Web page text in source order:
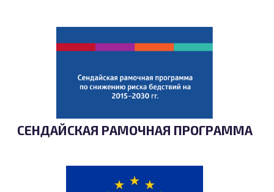
СЕНДАЙСКАЯ РАМОЧНАЯ ПРОГРАММА